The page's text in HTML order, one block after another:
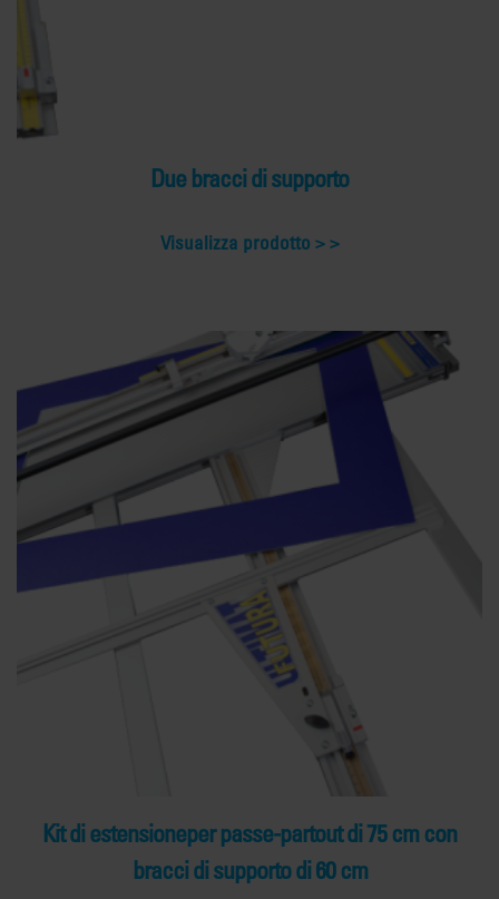
Due bracci di supporto
Visualizza prodotto >
Kit di estensioneper passe-partout di 75 cm con
bracci di supporto di 60 cm